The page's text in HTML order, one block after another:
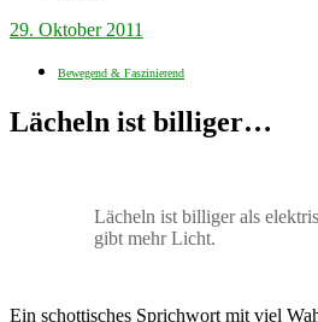
29. Oktober 2011
Bewegend & Faszinierend
Lächeln ist billiger…
Lächeln ist billiger als
gibt mehr Licht.
Ein schottisches Sprichwort mit viel